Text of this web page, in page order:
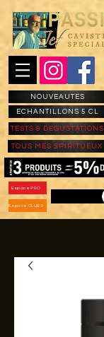
NOUVEAUTES
ECHANTILLONS 5 CL
TESTS & DEGUSTATIONS
TOUS MES SPIRITUEUX
Espace PRO
Espace CLUBS